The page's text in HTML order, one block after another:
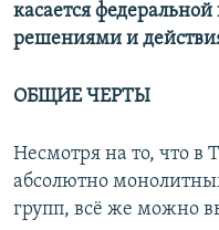
Все сайты РСЕ/РС
касается
решениями и
ОБЩИЕ ЧЕРТЫ
Несмотря на то, что в
абсолютно
групп, всё же можно